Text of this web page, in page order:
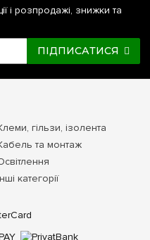
і розпродажі, знижки та
ПІДПИСАТИСЯ
гільзи, ізолента
та монтаж
категорії